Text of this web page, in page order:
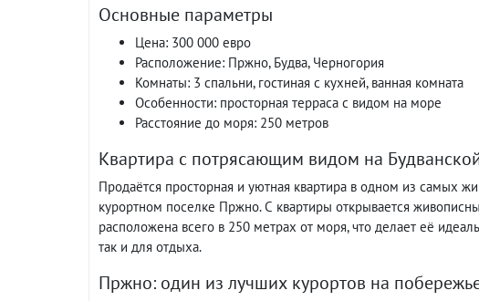
Основные параметры
Цена: 300 000 евро
Расположение: Пржно, Будва, Черногория
Комнаты: 3 спальни, гостиная с кухней, ванная комната
Особенности: просторная терраса с видом на море
Расстояние до моря: 250 метров
Квартира с потрясающим видом на
Продаётся просторная и уютная квартира в одном из самых
курортном поселке Пржно. С квартиры открывается
расположена всего в 250 метрах от моря, что делает её
так и для отдыха.
Пржно: один из лучших курортов на